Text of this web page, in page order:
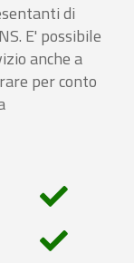
di
E' possibile
anche a
per conto